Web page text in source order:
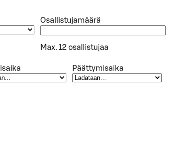
Osallistujamäärä
Max. 12 osallistujaa
Päättymisaika